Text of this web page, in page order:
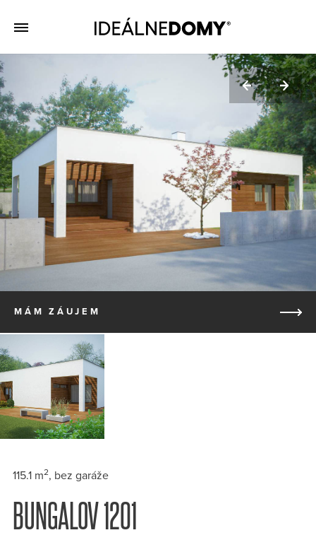
MÁM ZÁUJEM
115.1 m2, bez garáže
BUNGALOV 1201